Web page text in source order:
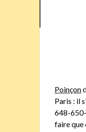
Poinçon
Paris : il
648-
faire que